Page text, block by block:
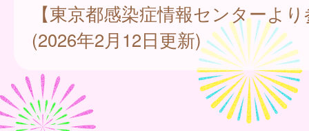
【東京都感染症情報センターよ
(2026年2月12日更新)